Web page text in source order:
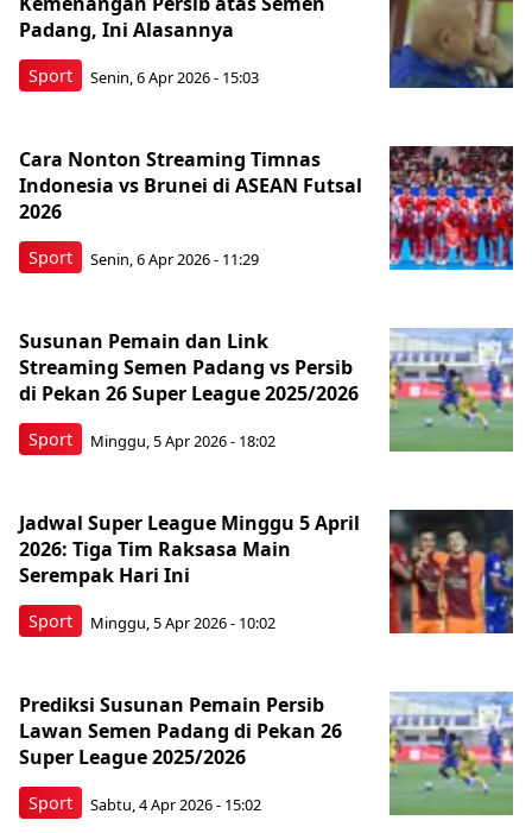
Sport
Padang, Ini Alasannya
Senin, 6 Apr 2026 - 15:03
Sport
Cara Nonton Streaming Timnas
Indonesia vs Brunei di ASEAN Futsal
2026
Senin, 6 Apr 2026 - 11:29
Sport
Susunan Pemain dan Link
Streaming Semen Padang vs Persib
di Pekan 26 Super League 2025/2026
Minggu, 5 Apr 2026 - 18:02
Sport
Jadwal Super League Minggu 5 April
2026: Tiga Tim Raksasa Main
Serempak Hari Ini
Minggu, 5 Apr 2026 - 10:02
Sport
Prediksi Susunan Pemain Persib
Lawan Semen Padang di Pekan 26
Super League 2025/2026
Sabtu, 4 Apr 2026 - 15:02